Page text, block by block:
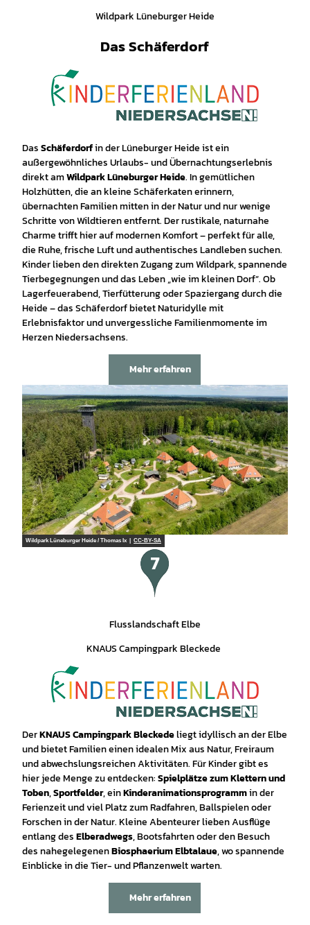
Wildpark Lüneburger Heide
Das Schäferdorf
DasSchäferdorfin der Lüneburger Heide ist ein
außergewöhnliches Urlaubs- und Übernachtungserlebnis
direkt amWildpark Lüneburger Heide. In gemütlichen
Holzhütten, die an kleine Schäferkaten erinnern,
übernachten Familien mitten in der Natur und nur wenige
Schritte von Wildtieren entfernt. Der rustikale, naturnahe
Charme trifft hier auf modernen Komfort – perfekt für alle,
die Ruhe, frische Luft und authentisches Landleben suchen.
Kinder lieben den direkten Zugang zum Wildpark, spannende
Tierbegegnungen und das Leben „wie im kleinen Dorf“. Ob
Lagerfeuerabend, Tierfütterung oder Spaziergang durch die
Heide – das Schäferdorf bietet Naturidylle mit
Erlebnisfaktor und unvergessliche Familienmomente im
Herzen Niedersachsens.
Mehr erfahren
Wildpark Lüneburger Heide / Thomas Ix | CC-BY-SA
Flusslandschaft Elbe
KNAUS Campingpark Bleckede
DerKNAUS Campingpark Bleckedeliegt idyllisch an der Elbe
und bietet Familien einen idealen Mix aus Natur, Freiraum
und abwechslungsreichen Aktivitäten. Für Kinder gibt es
hier jede Menge zu entdecken:Spielplätze zum Klettern und
Toben,Sportfelder, einKinderanimationsprogrammin der
Ferienzeit und viel Platz zum Radfahren, Ballspielen oder
Forschen in der Natur. Kleine Abenteurer lieben Ausflüge
entlang desElberadwegs, Bootsfahrten oder den Besuch
des nahegelegenenBiosphaerium Elbtalaue, wo spannende
Einblicke in die Tier- und Pflanzenwelt warten.
Mehr erfahren